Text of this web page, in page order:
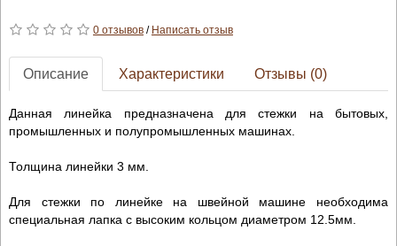
0 отзывов/ Написать отзыв
Описание Характеристики Отзывы (0)
Данная линейка предназначена для стежки на бытовых,
промышленных и полупромышленных машинах.
Толщина линейки 3 мм.
Для стежки по линейке на швейной машине необходима
специальная лапка с высоким кольцом диаметром 12.5мм.